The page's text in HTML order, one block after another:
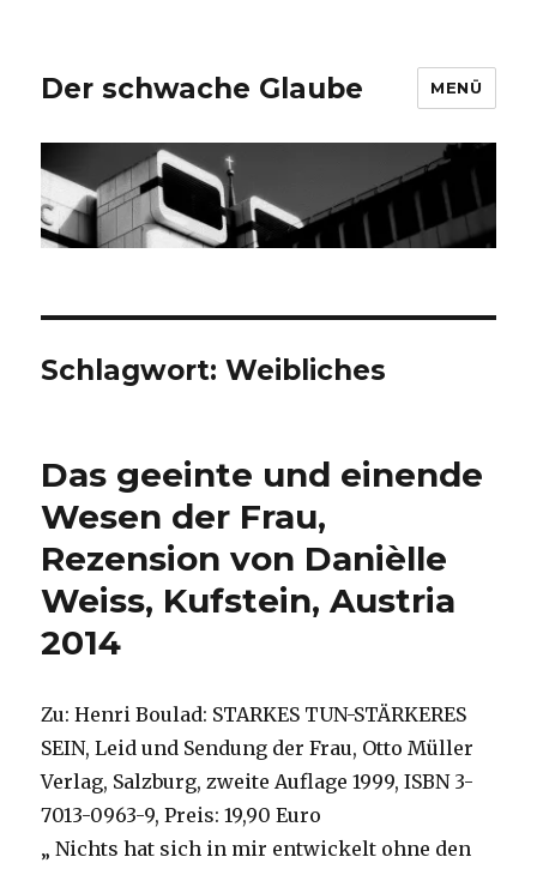
Der schwache Glaube MENÜ
Schlagwort:Weibliches
Das geeinte und einende
Wesen der Frau,
Rezension von Danièlle
Weiss, Kufstein, Austria
2014
Zu: Henri Boulad: STARKES TUN-STÄRKERES
SEIN, Leid und Sendung der Frau, Otto Müller
Verlag, Salzburg, zweite Auflage 1999, ISBN 3-
7013-0963-9, Preis: 19,90 Euro
„ Nichts hat sich in mir entwickelt ohne den